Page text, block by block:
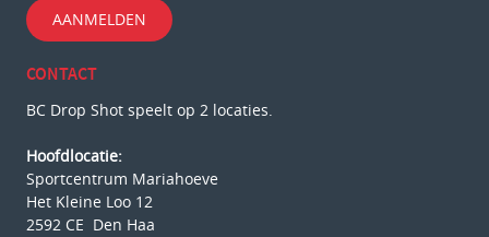
AANMELDEN
CONTACT
BC Drop Shot speelt op 2 locaties.
Hoofdlocatie:
Sportcentrum Mariahoeve
Het Kleine Loo 12
2592 CE Den Haa